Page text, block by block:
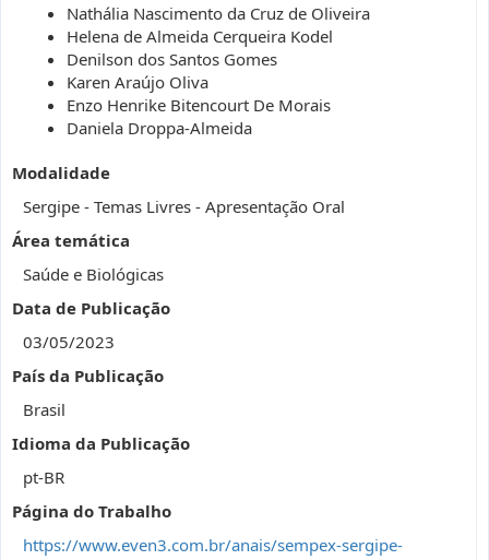
Nathália Nascimento da Cruz de Oliveira
Helena de Almeida Cerqueira Kodel
Denilson dos Santos Gomes
Karen Araújo Oliva
Enzo Henrike Bitencourt De Morais
Daniela Droppa-Almeida
Modalidade
Sergipe - Temas Livres - Apresentação Oral
Área temática
Saúde e Biológicas
Data de Publicação
03/05/2023
País da Publicação
Brasil
Idioma da Publicação
pt-BR
Página do Trabalho
https://www.even3.com.br/anais/sempex-sergipe-